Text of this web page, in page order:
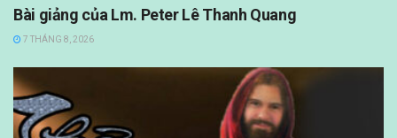
Bài giảng của Lm. Peter Lê Thanh Quang
7 THÁNG 8, 2026